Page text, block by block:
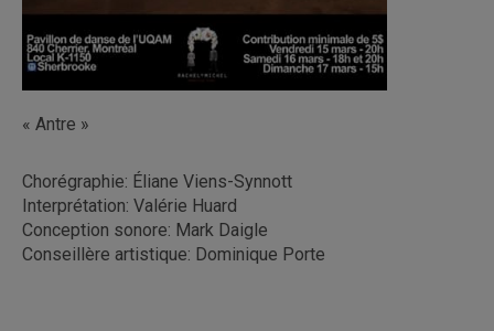
« Antre »
Chorégraphie: Éliane Viens-Synnott
Interprétation: Valérie Huard
Conception sonore: Mark Daigle
Conseillère artistique: Dominique Porte